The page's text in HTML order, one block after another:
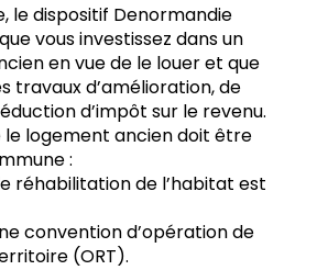
le dispositif Denormandie
vous investissez dans un
en vue de le louer et que
travaux d’amélioration, de
d’impôt sur le revenu.
le logement ancien doit être
:
réhabilitation de l’habitat est
convention d’opération de
(ORT).